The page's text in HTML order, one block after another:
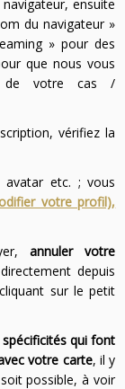
ensuite
du navigateur »
» pour des
que nous vous
de votre cas /
vérifiez la
etc. ; vous
votre profil),
annuler votre
depuis
sur le petit
qui font
votre carte, il y
possible, à voir